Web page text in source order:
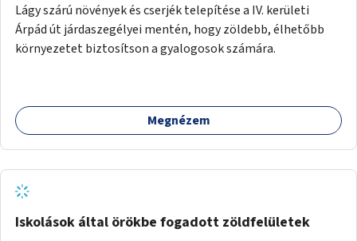
Lágy szárú növények és cserjék telepítése a IV. kerületi
Árpád út járdaszegélyei mentén, hogy zöldebb, élhetőbb
környezetet biztosítson a gyalogosok számára.
Megnézem
Iskolások által örökbe fogadott zöldfelületek